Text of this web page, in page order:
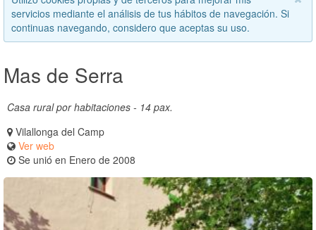
servicios mediante el análisis de tus hábitos de navegación. Si
continuas navegando, considero que aceptas su uso.
Mas de Serra
Casa rural por habitaciones - 14 pax.
Vilallonga del Camp
Ver web
Se unió en Enero de 2008